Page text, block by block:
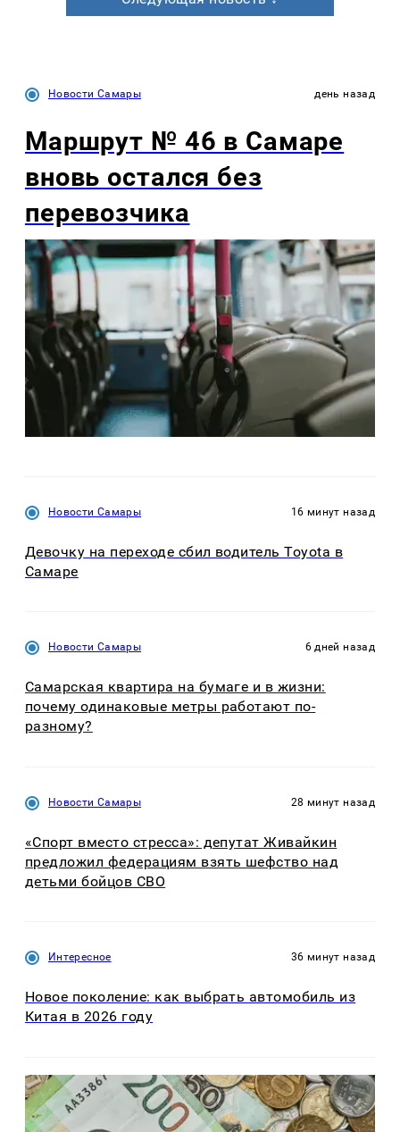
Новости Самары день назад
Маршрут № 46 в Самаре
вновь остался без
перевозчика
Новости Самары 16 минут назад
Девочку на переходе сбил водитель Toyota в
Самаре
Новости Самары 6 дней назад
Самарская квартира на бумаге и в жизни:
почему одинаковые метры работают по-
разному?
Новости Самары 28 минут назад
«Спорт вместо стресса»: депутат Живайкин
предложил федерациям взять шефство над
детьми бойцов СВО
Интересное 36 минут назад
Новое поколение: как выбрать автомобиль из
Китая в 2026 году